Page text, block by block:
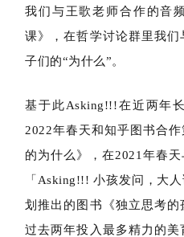
我们与王歌老师合作的音
课》，在哲学讨论群里我
子们的“为什么”。
基于此Asking!!!在近两年
2022年春天和知乎图书合
的为什么》
，在2021年春
「Asking!!! 小孩发问，大人
划推出的图书《独立思考
过去两年投入最多精力的美